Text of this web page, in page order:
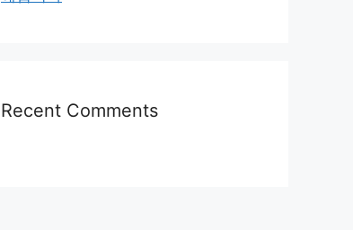
Recent Comments